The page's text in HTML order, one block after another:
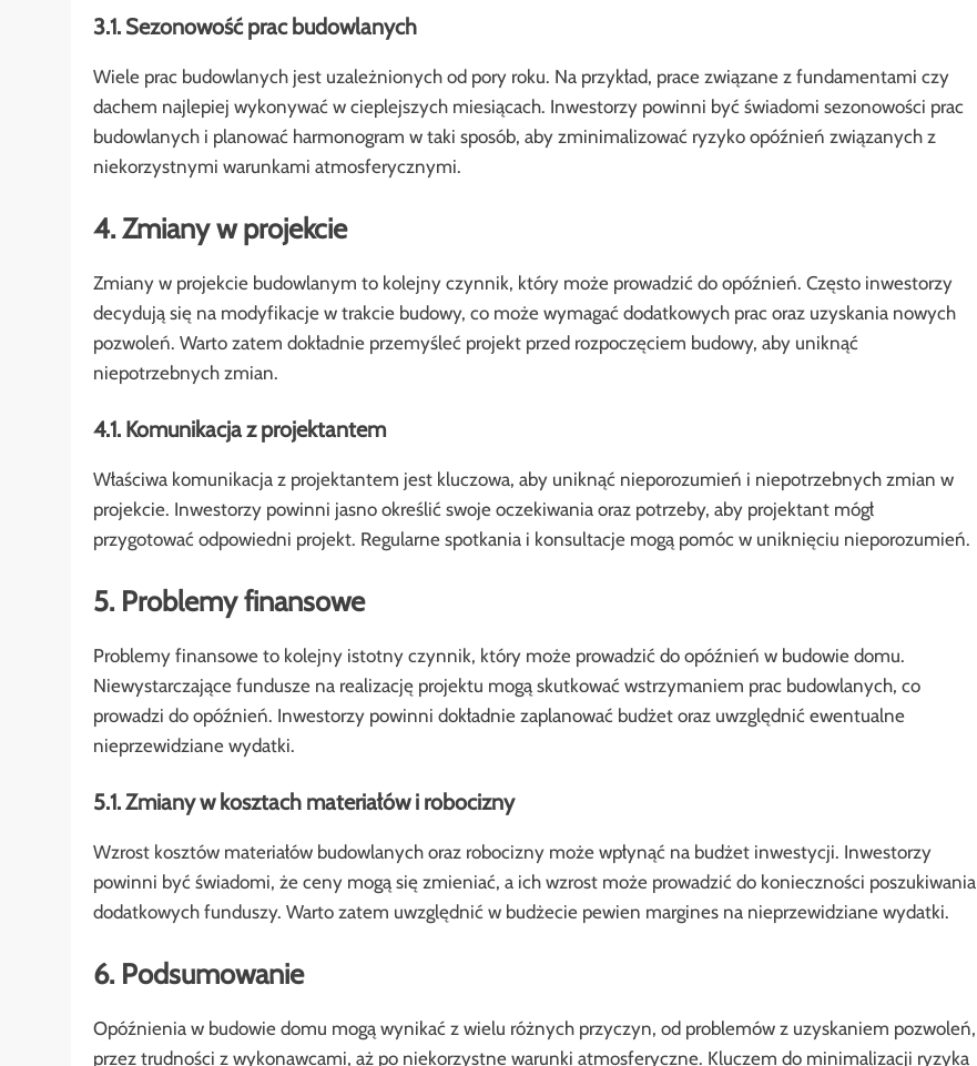
3.1. Sezonowość prac budowlanych
Wiele prac budowlanych jest uzależnionych od pory roku. Na przykład, prace związane z fundamentami czy
dachem najlepiej wykonywać w cieplejszych miesiącach. Inwestorzy powinni być świadomi sezonowości prac
budowlanych i planować harmonogram w taki sposób, aby zminimalizować ryzyko opóźnień związanych z
niekorzystnymi warunkami atmosferycznymi.
4. Zmiany w projekcie
Zmiany w projekcie budowlanym to kolejny czynnik, który może prowadzić do opóźnień. Często inwestorzy
decydują się na modyfikacje w trakcie budowy, co może wymagać dodatkowych prac oraz uzyskania nowych
pozwoleń. Warto zatem dokładnie przemyśleć projekt przed rozpoczęciem budowy, aby uniknąć
niepotrzebnych zmian.
4.1. Komunikacja z projektantem
Właściwa komunikacja z projektantem jest kluczowa, aby uniknąć nieporozumień i niepotrzebnych zmian w
projekcie. Inwestorzy powinni jasno określić swoje oczekiwania oraz potrzeby, aby projektant mógł
przygotować odpowiedni projekt. Regularne spotkania i konsultacje mogą pomóc w uniknięciu nieporozumień.
5. Problemy finansowe
Problemy finansowe to kolejny istotny czynnik, który może prowadzić do opóźnień w budowie domu.
Niewystarczające fundusze na realizację projektu mogą skutkować wstrzymaniem prac budowlanych, co
prowadzi do opóźnień. Inwestorzy powinni dokładnie zaplanować budżet oraz uwzględnić ewentualne
nieprzewidziane wydatki.
5.1. Zmiany w kosztach materiałów i robocizny
Wzrost kosztów materiałów budowlanych oraz robocizny może wpłynąć na budżet inwestycji. Inwestorzy
powinni być świadomi, że ceny mogą się zmieniać, a ich wzrost może prowadzić do konieczności poszukiwania
dodatkowych funduszy. Warto zatem uwzględnić w budżecie pewien margines na nieprzewidziane wydatki.
6. Podsumowanie
Opóźnienia w budowie domu mogą wynikać z wielu różnych przyczyn, od problemów z uzyskaniem pozwoleń,
przez trudności z wykonawcami, aż po niekorzystne warunki atmosferyczne. Kluczem do minimalizacji ryzyka